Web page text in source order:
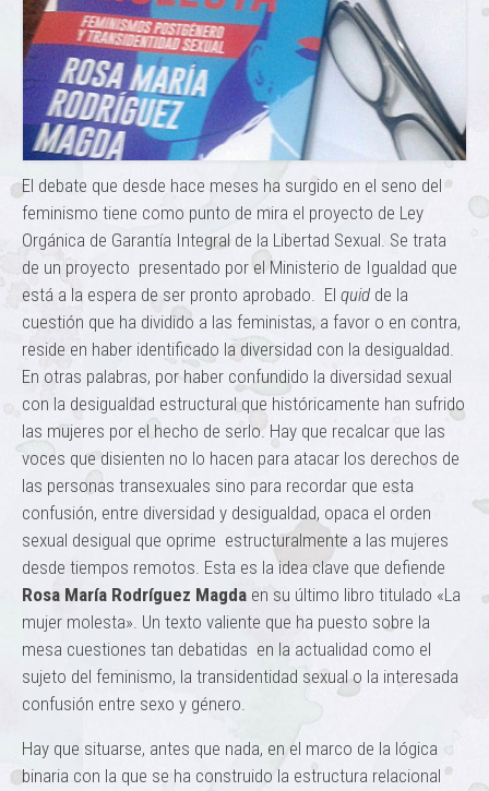
El debate que desde hace meses ha surgido en el seno del
feminismo tiene como punto de mira el proyecto de Ley
Orgánica de Garantía Integral de la Libertad Sexual. Se trata
de un proyecto presentado por el Ministerio de Igualdad que
está a la espera de ser pronto aprobado. El quid de la
cuestión que ha dividido a las feministas, a favor o en contra,
reside en haber identificado la diversidad con la desigualdad.
En otras palabras, por haber confundido la diversidad sexual
con la desigualdad estructural que históricamente han sufrido
las mujeres por el hecho de serlo. Hay que recalcar que las
voces que disienten no lo hacen para atacar los derechos de
las personas transexuales sino para recordar que esta
confusión, entre diversidad y desigualdad, opaca el orden
sexual desigual que oprime estructuralmente a las mujeres
desde tiempos remotos. Esta es la idea clave que defiende
Rosa María Rodríguez Magda en su último libro titulado «La
mujer molesta». Un texto valiente que ha puesto sobre la
mesa cuestiones tan debatidas en la actualidad como el
sujeto del feminismo, la transidentidad sexual o la interesada
confusión entre sexo y género.
Hay que situarse, antes que nada, en el marco de la lógica
binaria con la que se ha construido la estructura relacional